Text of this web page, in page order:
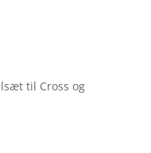
til Cross og